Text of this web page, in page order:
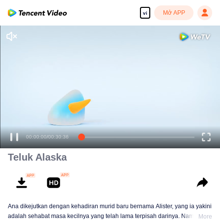
vi Mở APP
00:00:00/00:30:36
Teluk Alaska
Ana dikejutkan dengan kehadiran murid baru bernama Alister, yang ia yakini
adalah sehabat masa kecilnya yang telah lama terpisah darinya. Namun kali
More